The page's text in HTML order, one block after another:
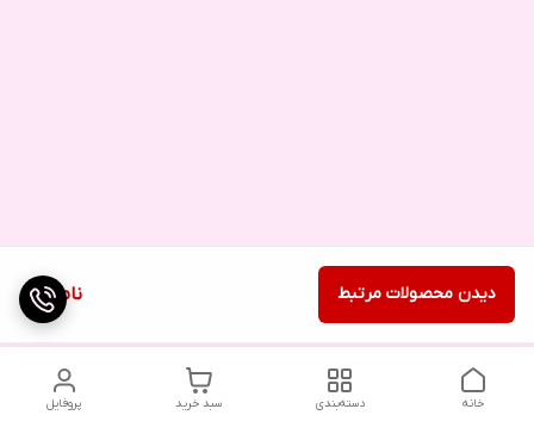
ناموجود دیدن محصولات مرتبط
پروفایل سبد خرید دسته‌بندی خانه